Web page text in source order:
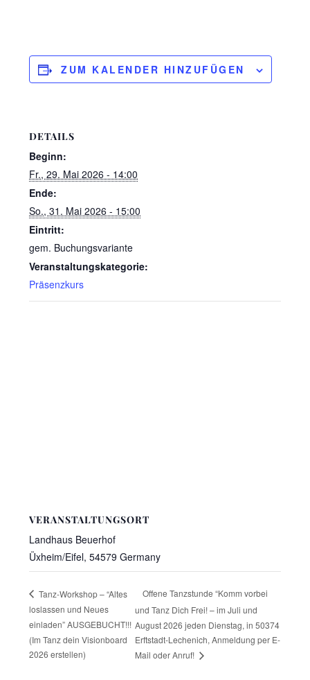
ZUM KALENDER HINZUFÜGEN
DETAILS
Beginn:
Fr., 29. Mai 2026 - 14:00
Ende:
So., 31. Mai 2026 - 15:00
Eintritt:
gem. Buchungsvariante
Veranstaltungskategorie:
Präsenzkurs
VERANSTALTUNGSORT
Landhaus Beuerhof
Üxheim/Eifel, 54579 Germany
Tanz-Workshop – “Altes
loslassen und Neues
einladen” AUSGEBUCHT!!!
(Im Tanz dein Visionboard
2026 erstellen)
Offene Tanzstunde “Komm vorbei
und Tanz Dich Frei! – im Juli und
August 2026 jeden Dienstag, in 50374
Erftstadt-Lechenich, Anmeldung per E-
Mail oder Anruf!